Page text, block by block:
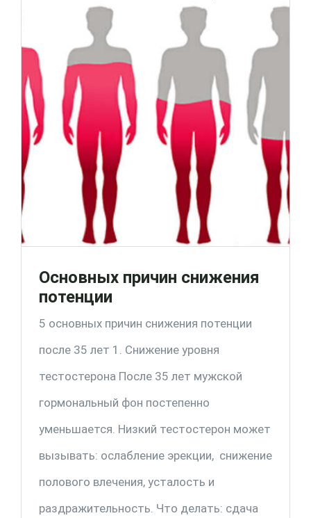
Основных причин снижения
потенции
5 основных причин снижения потенции
после 35 лет 1. Снижение уровня
тестостерона После 35 лет мужской
гормональный фон постепенно
уменьшается. Низкий тестостерон может
вызывать: ослабление эрекции, снижение
полового влечения, усталость и
раздражительность. Что делать: сдача